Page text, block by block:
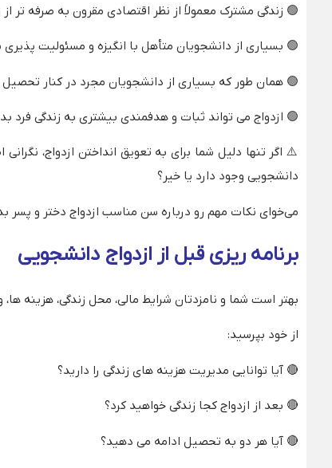
🟢 زندگی مشترک معمولاً از نظر اقتصادی مقرون‌ به‌ صرفه‌ تر
🟢 بسیاری از دانشجویان متأهل با انگیزه و مسئولیت‌
🟢 همان‌ طور که بسیاری از دانشجویان مجرد در کنار تحصیل
🟢 ازدواج می‌ تواند ثبات و هدفمندی بیشتری به زندگی فرد
⚠️ اگر تنها دلیل شما برای به تعویق انداختن ازدواج،
دانشجویی وجود دارد یا خیر؟
می‌خوای نکات مهم رو درباره سن مناسب ازدواج دختر و پسر
برنامه‌ ریزی قبل از ازدواج دانشجویی
بهتر است شما و نامزدتان شرایط مالی، محل زندگی، هزینه‌
از خود بپرسید:
🔴 آیا توانایی مدیریت هزینه‌ های زندگی را دارید؟
🔴 بعد از ازدواج کجا زندگی خواهید کرد؟
🔴 آیا هر دو به تحصیل ادامه می‌ دهید؟